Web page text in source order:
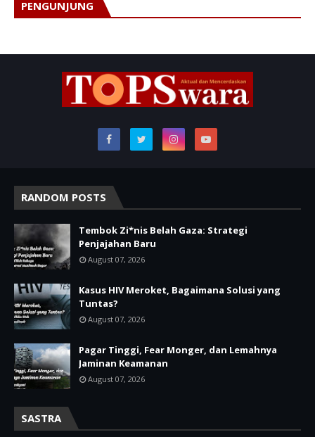
PENGUNJUNG
RANDOM POSTS
Tembok Zi*nis Belah Gaza: Strategi
Penjajahan Baru
August 07, 2026
Kasus HIV Meroket, Bagaimana Solusi yang
Tuntas?
August 07, 2026
Pagar Tinggi, Fear Monger, dan Lemahnya
Jaminan Keamanan
August 07, 2026
SASTRA